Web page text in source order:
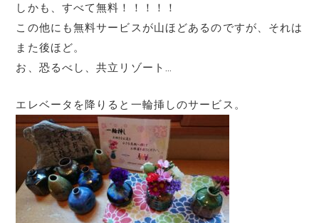
しかも、すべて無料！！！！！
この他にも無料サービスが山ほどあるのですが、それは
また後ほど。
お、恐るべし、共立リゾート…
エレベータを降りると一輪挿しのサービス。